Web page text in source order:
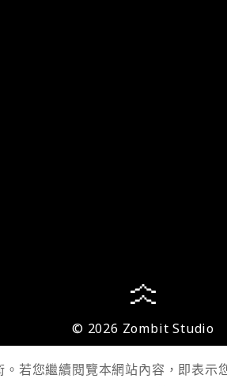
© 2026 Zombit Studio
若您繼續閱覽本網站內容，即表